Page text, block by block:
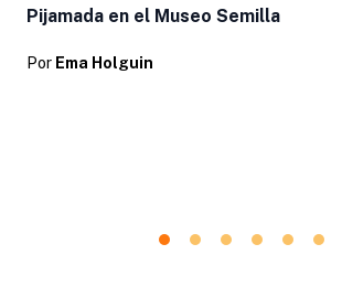
Pijamada en el Museo Semilla
Por Ema Holguin